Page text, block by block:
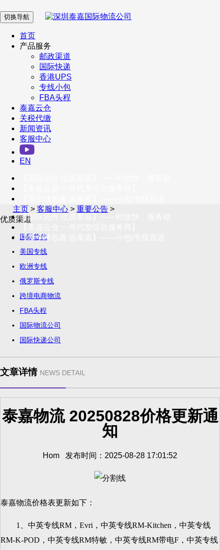
在 线 客 服
企业微信
订阅号
客户服务热线
400-098-5699
联系我们
切换导航
首页
产品服务
邮政渠道
国际快递
香港UPS
专线小包
FBA头程
泰嘉云仓
关税代缴
新闻资讯
客服中心
EN
【国际急件 优选泰嘉】——时效快，服务稳
【发全球包裹 选泰嘉】——小包/专线首选
主页 >客服中心 >重要公告 >
优质渠道
国际货代
美国专线
欧洲专线
俄罗斯专线
跨境电商物流
FBA头程
国际物流公司
国际快递公司
文章详情 NEWS DETAIL
泰嘉物流 20250828价格更新通
知
Hom 发布时间：2025-08-28 17:01:52
泰嘉物流价格表更新如下：
1、 中英专线RM，Evri，中英专线RM-Kitchen，中英专线
RM-K-POD，中英专线RM特敏，中英专线RM带电F，中英专线